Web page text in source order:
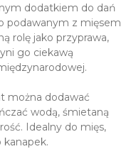
dodatkiem do dań
podawanym z mięsem
rolę jako przyprawa,
go ciekawą
można dodawać
wodą, śmietaną
Idealny do mięs,
kanapek.